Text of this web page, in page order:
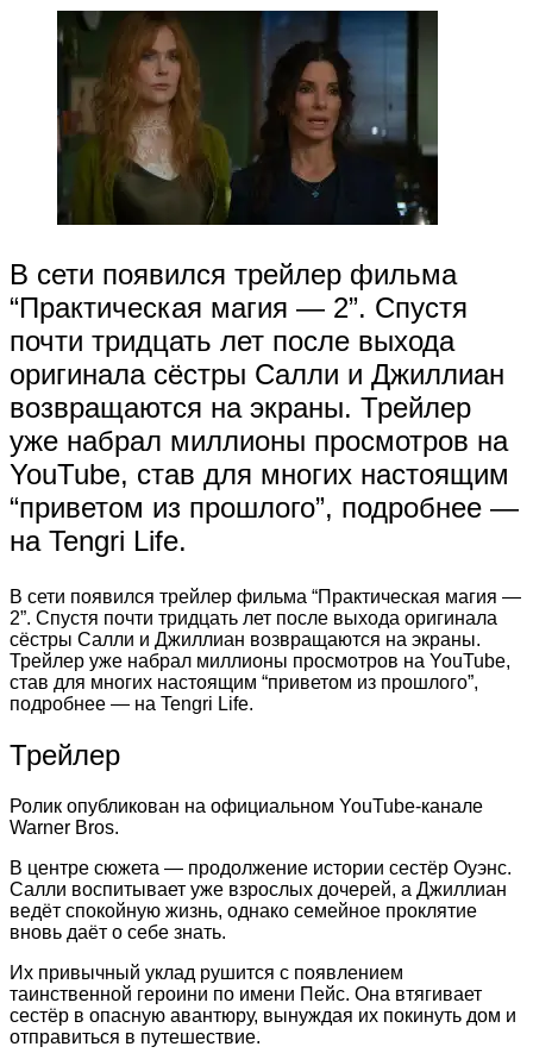
В сети появился трейлер фильма
“Практическая магия — 2”. Спустя
почти тридцать лет после выхода
оригинала сёстры Салли и Джиллиан
возвращаются на экраны. Трейлер
уже набрал миллионы просмотров на
YouTube, став для многих настоящим
“приветом из прошлого”, подробнее —
на Tengri Life.
В сети появился трейлер фильма “Практическая магия —
2”. Спустя почти тридцать лет после выхода оригинала
сёстры Салли и Джиллиан возвращаются на экраны.
Трейлер уже набрал миллионы просмотров на YouTube,
став для многих настоящим “приветом из прошлого”,
подробнее — на Tengri Life.
Трейлер
Ролик опубликован на официальном YouTube-канале
Warner Bros.
В центре сюжета — продолжение истории сестёр Оуэнс.
Салли воспитывает уже взрослых дочерей, а Джиллиан
ведёт спокойную жизнь, однако семейное проклятие
вновь даёт о себе знать.
Их привычный уклад рушится с появлением
таинственной героини по имени Пейс. Она втягивает
сестёр в опасную авантюру, вынуждая их покинуть дом и
отправиться в путешествие.